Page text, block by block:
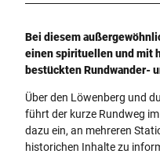
Bei diesem
einen spirituellen und mit
bestückten Rundwander-
Über den Löwenberg und
führt der kurze Rundweg
dazu ein, an mehreren
historichen Inhalte zu